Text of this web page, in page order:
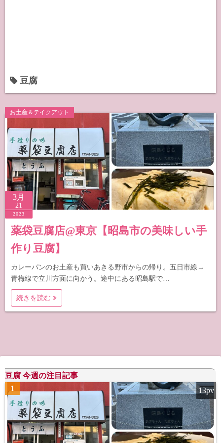
豆腐
お土産＆テイクアウト
3月
21
2023
薬袋豆腐店@東京【昭島市の美味しい手
作り豆腐】
カレーパンのお土産も買いあきる野市からの帰り。五日市線→
青梅線で立川方面に向かう。途中にある昭島駅で…
続きを読む
豆腐 今週の注目記事
1
13pv